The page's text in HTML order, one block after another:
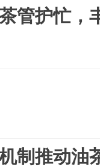
管护忙，
制推动油